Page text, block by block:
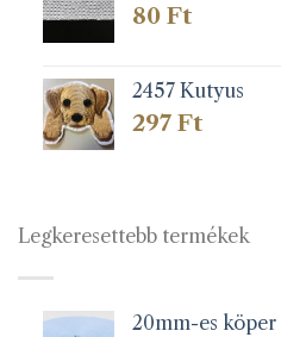
80 Ft
2457 Kutyus
297 Ft
Legkeresettebb termékek
20mm-es köper